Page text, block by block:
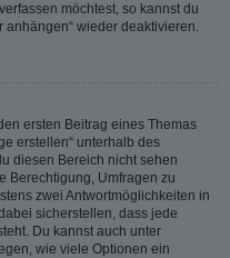
möchtest, so kannst du
anhängen“ wieder deaktivieren.
ersten Beitrag eines Themas
erstellen“ unterhalb des
diesen Bereich nicht sehen
Berechtigung, Umfragen zu
zwei Antwortmöglichkeiten in
sicherstellen, dass jede
Du kannst auch unter
wie viele Optionen ein